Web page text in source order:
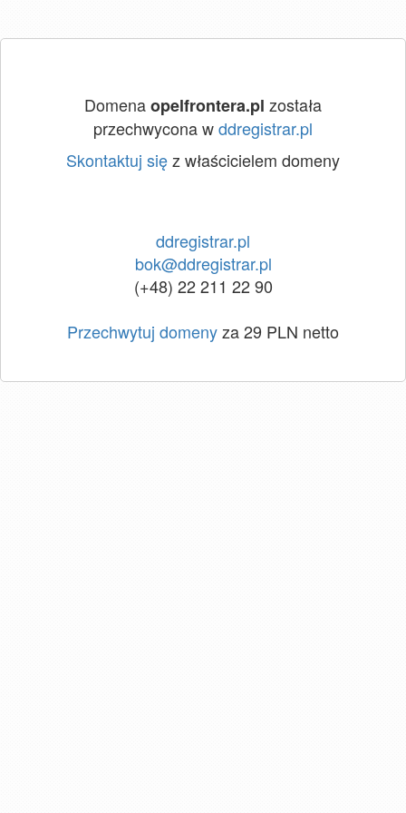
Domenaopelfrontera.pl została
przechwycona wddregistrar.pl
Skontaktuj sięz właścicielem domeny
ddregistrar.pl
bok@ddregistrar.pl
(+48) 22 211 22 90
Przechwytuj domenyza 29 PLN netto